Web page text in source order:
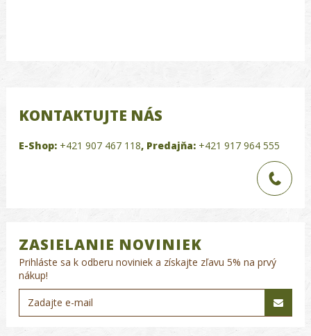
KONTAKTUJTE NÁS
E-Shop: +421 907 467 118, Predajňa: +421 917 964 555
ZASIELANIE NOVINIEK
Prihláste sa k odberu noviniek a získajte zľavu 5% na prvý
nákup!